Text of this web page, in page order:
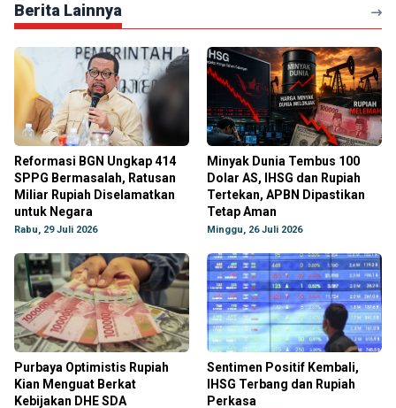
Berita Lainnya
Reformasi BGN Ungkap 414
SPPG Bermasalah, Ratusan
Miliar Rupiah Diselamatkan
untuk Negara
Rabu, 29 Juli 2026
Minyak Dunia Tembus 100
Dolar AS, IHSG dan Rupiah
Tertekan, APBN Dipastikan
Tetap Aman
Minggu, 26 Juli 2026
Purbaya Optimistis Rupiah
Kian Menguat Berkat
Kebijakan DHE SDA
Sentimen Positif Kembali,
IHSG Terbang dan Rupiah
Perkasa